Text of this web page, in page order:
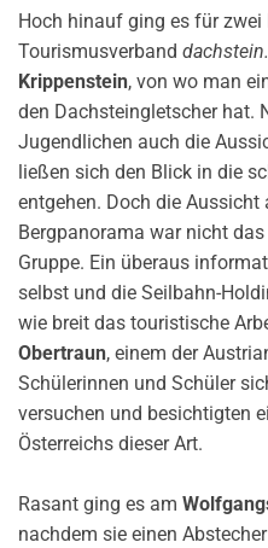
Hoch hinauf ging es für zwei
Tourismusverband
Krippenstein, von wo man
den Dachsteingletscher hat.
Jugendlichen auch die
ließen sich den Blick in die
entgehen. Doch die
Bergpanorama war nicht
Gruppe. Ein überaus
selbst und die Seilbahn-
wie breit das touristische
Obertraun, einem der
Schülerinnen und Schüler
versuchen und besichtigten
Österreichs dieser Art.
Rasant ging es am
nachdem sie einen